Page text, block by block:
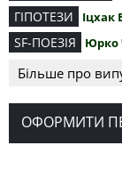
ГІПОТЕЗИ Іцхак
SF-ПОЕЗІЯ Юрко
Більше про
ОФОРМИТИ